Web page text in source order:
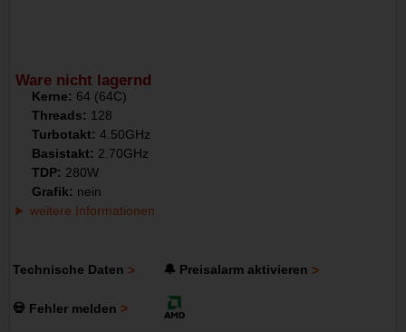
Ware nicht lagernd
Kerne: 64 (64C)
Threads: 128
Turbotakt: 4.50GHz
Basistakt: 2.70GHz
TDP: 280W
Grafik: nein
weitere Informationen
Technische Daten 🔔 Preisalarm aktivieren
💀 Fehler melden